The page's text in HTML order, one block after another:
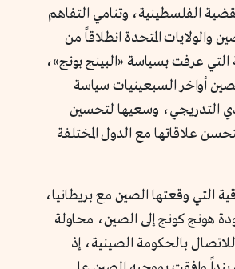
الفلسطينية، وتنامي التفاهم
والولايات المتحدة انطلاقاً من
التي عرفت بسياسة «البينج بونج»،
أواخر السبعينيات سياسة
التدريجي، وسعيها لتحسين
علاقاتها مع الدول المختلفة
التي وقعتها الصين مع بريطانيا،
هونج كونج إلى الصين، محاولة
بالحكومة الصينية، إذ